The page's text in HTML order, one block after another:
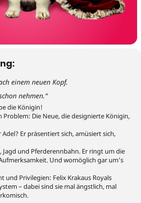
einem neuen Kopf.
nehmen.“
die Königin!
Problem: Die Neue, die designierte Königin,
Er präsentiert sich, amüsiert sich,
und Pferderennbahn. Er ringt um die
Und womöglich gar um’s
und Privilegien: Felix Krakaus Royals
– dabei sind sie mal ängstlich, mal